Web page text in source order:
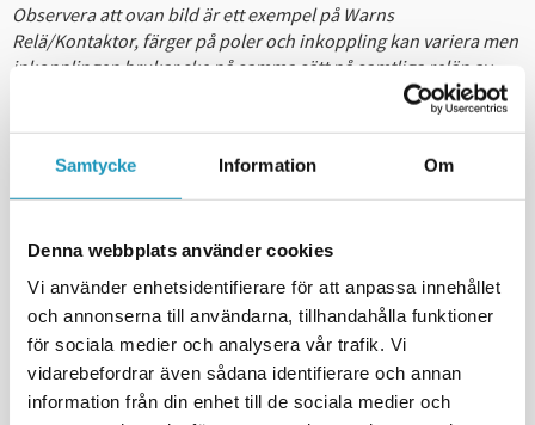
Samtycke Information Om
Denna webbplats använder cookies
Vi använder enhetsidentifierare för att anpassa innehållet
och annonserna till användarna, tillhandahålla funktioner
för sociala medier och analysera vår trafik. Vi
vidarebefordrar även sådana identifierare och annan
information från din enhet till de sociala medier och
Observera att ovan bild är ett exempel på Warns
Relä/Kontaktor, färger på poler och inkoppling kan variera men
inkopplingen brukar ske på samma sätt på samtliga relän av
marknaden i storlek upp till 3000 lbs som har samma
anslutningar som illustreras i bilden ovan och anges i texten
Våra ATV vinschrelän är anpassade för de strömstyrkor som en
ATV vinsch nyttjar, Warns Relä är t.ex. anpassat för vinschar i
storlek upp till Warn 3000 vinschar som drar upp emot 140-150
ampere vid maxförbrukning under maxbelastning. Artrax och
Bronco finns det inga siffror på men de ligger snarlikt med
Warns då de kan användas på samma typer av vinschar.